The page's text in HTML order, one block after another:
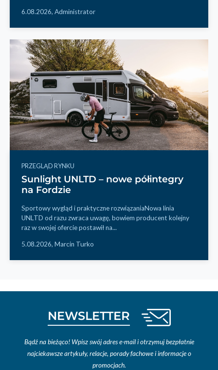
6.08.2026, Administrator
PRZEGLĄD RYNKU
Sunlight UNLTD – nowe półintegry
na Fordzie
Sportowy wygląd i praktyczne rozwiązaniaNowa linia
UNLTD od razu zwraca uwagę, bowiem producent kolejny
raz w swojej ofercie postawił na...
5.08.2026, Marcin Turko
NEWSLETTER
Bądź na bieżąco! Wpisz swój adres e-mail i otrzymuj bezpłatnie
najciekawsze artykuły, relacje, porady fachowe i informacje o
promocjach.